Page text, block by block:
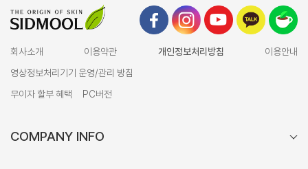
회사소개 이용약관 개인정보처리방침
이용안내
영상정보처리기기 운영/관리 방침
무이자 할부 혜택
PC버전
COMPANY INFO